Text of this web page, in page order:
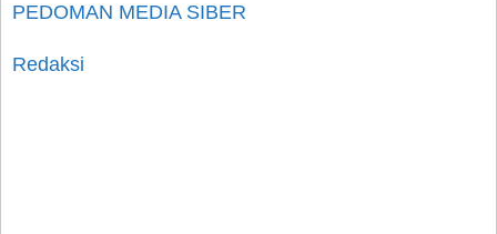
PEDOMAN MEDIA SIBER
Redaksi